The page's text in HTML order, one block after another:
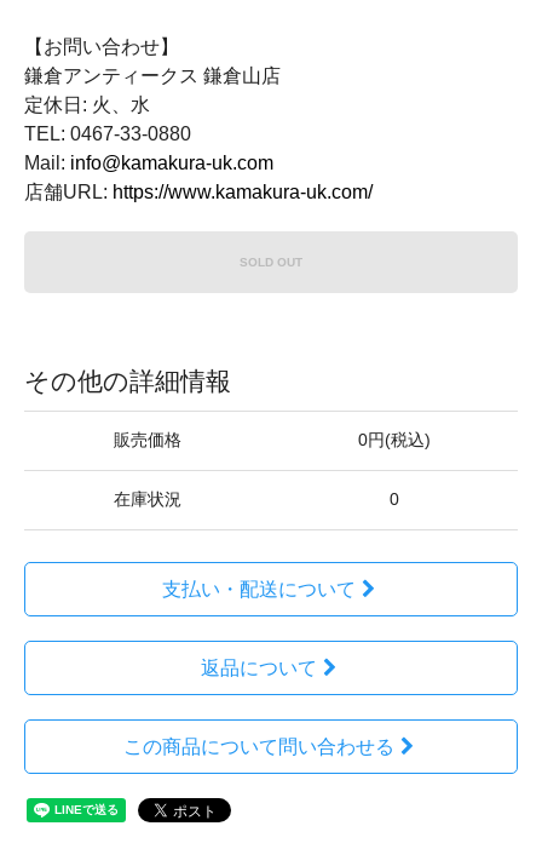
【お問い合わせ】
鎌倉アンティークス 鎌倉山店
定休日: 火、水
TEL: 0467-33-0880
Mail: info@kamakura-uk.com
店舗URL: https://www.kamakura-uk.com/
SOLD OUT
その他の詳細情報
販売価格 0円(税込)
在庫状況 0
支払い・配送について
返品について
この商品について問い合わせる